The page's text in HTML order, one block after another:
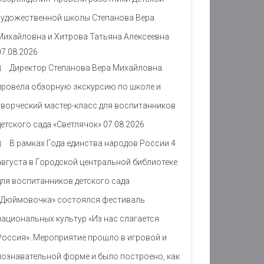
школы Степанова Вера
и Хитрова Татьяна Алексеевна
Директор Степанова Вера Михайловна
обзорную экскурсию по школе и
мастер-класс для воспитанников
сада «Светлячок» 07.08.2026
В рамках Года единства народов России 4
в Городской центральной библиотеке
воспитанников детского сада
состоялся фестиваль
культур «Из нас слагается
Мероприятие прошло в игровой и
форме и было построено, как